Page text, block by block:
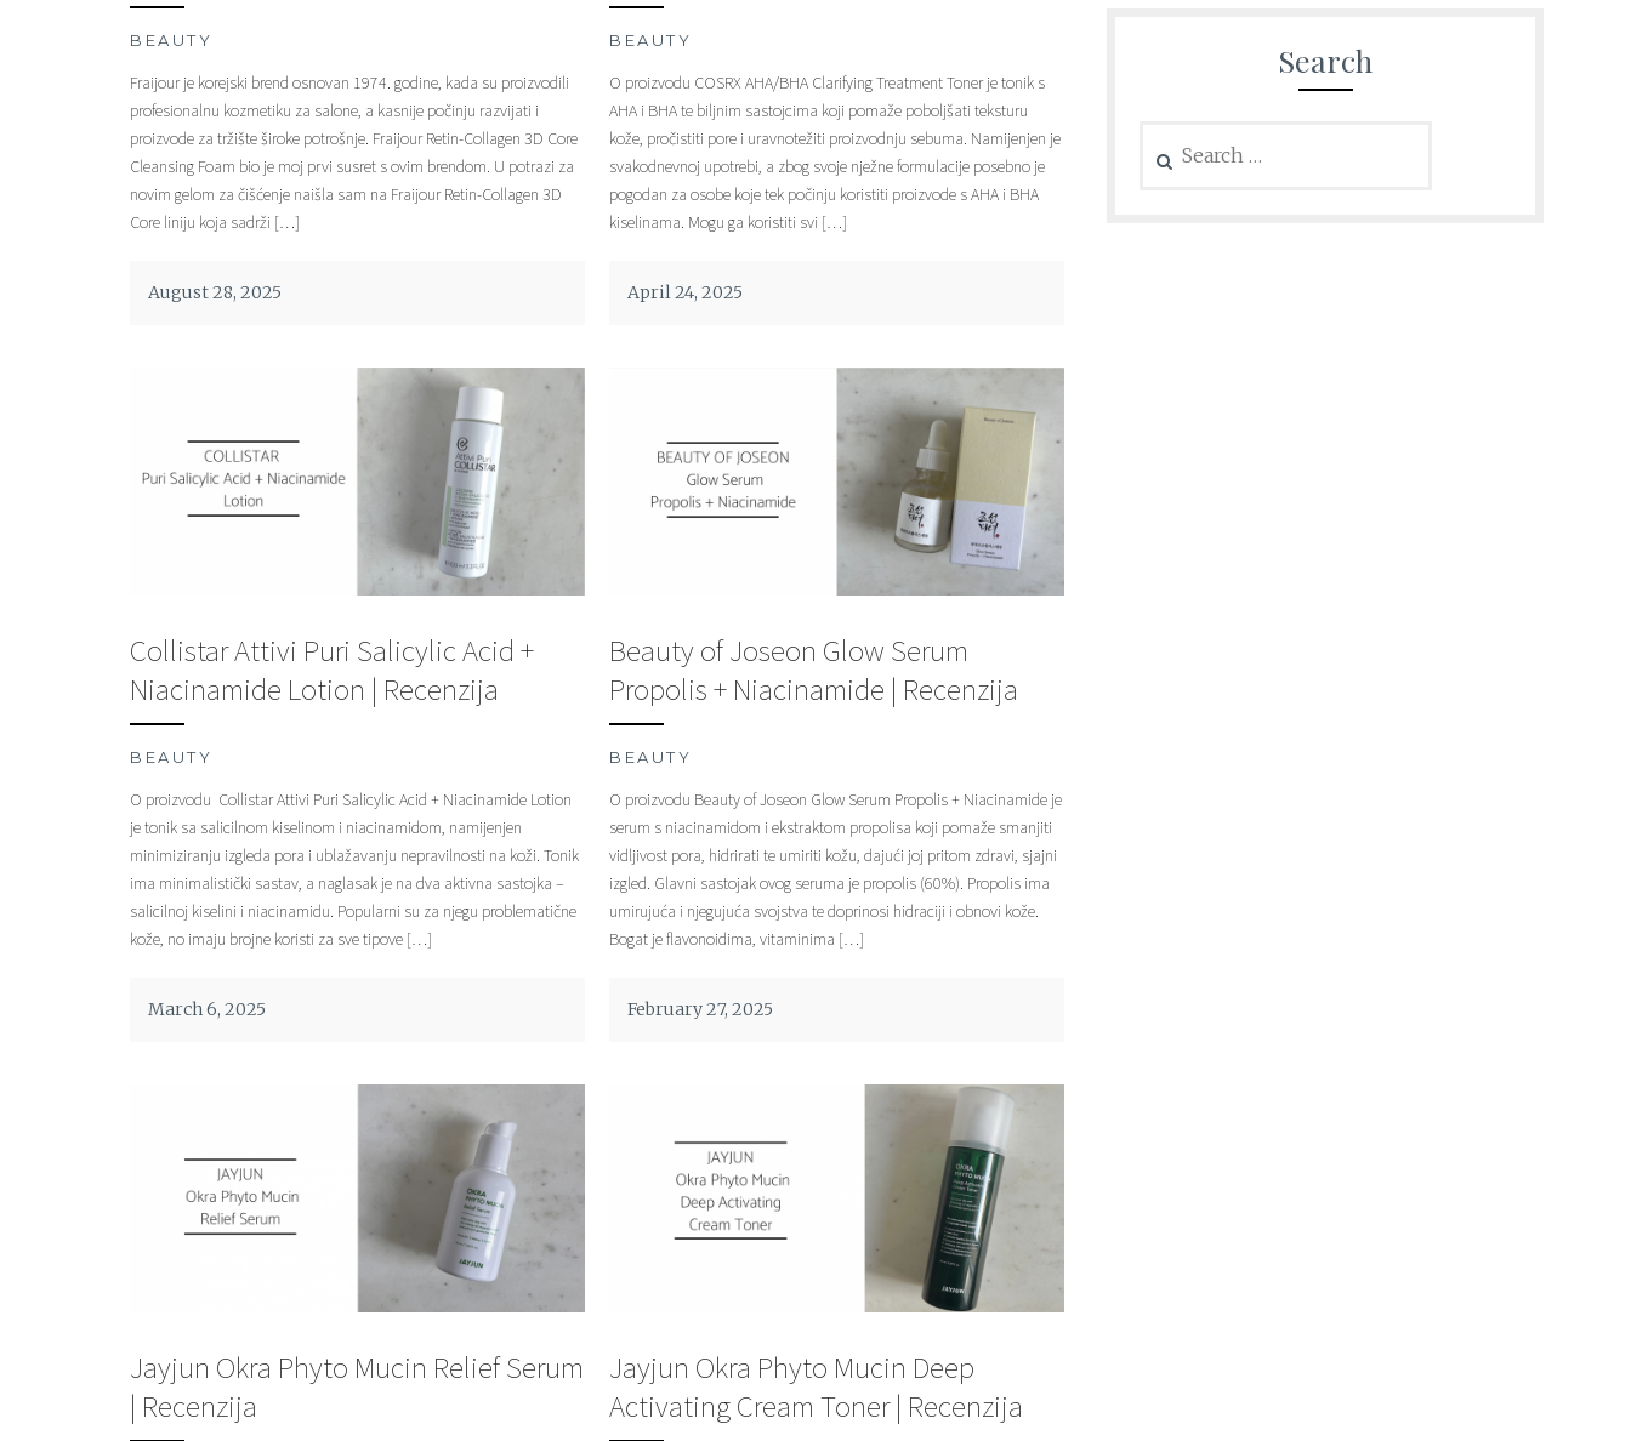
BEAUTY
Fraijour je korejski brend osnovan 1974. godine, kada su proizvodili
profesionalnu kozmetiku za salone, a kasnije počinju razvijati i
proizvode za tržište široke potrošnje. Fraijour Retin-Collagen 3D Core
Cleansing Foam bio je moj prvi susret s ovim brendom. U potrazi za
novim gelom za čišćenje naišla sam na Fraijour Retin-Collagen 3D
Core liniju koja sadrži […]
August 28, 2025
BEAUTY
O proizvodu COSRX AHA/BHA Clarifying Treatment Toner je tonik s
AHA i BHA te biljnim sastojcima koji pomaže poboljšati teksturu
kože, pročistiti pore i uravnotežiti proizvodnju sebuma. Namijenjen je
svakodnevnoj upotrebi, a zbog svoje nježne formulacije posebno je
pogodan za osobe koje tek počinju koristiti proizvode s AHA i BHA
kiselinama. Mogu ga koristiti svi […]
April 24, 2025
Collistar Attivi Puri Salicylic Acid +
Niacinamide Lotion | Recenzija
BEAUTY
O proizvodu Collistar Attivi Puri Salicylic Acid + Niacinamide Lotion
je tonik sa salicilnom kiselinom i niacinamidom, namijenjen
minimiziranju izgleda pora i ublažavanju nepravilnosti na koži. Tonik
ima minimalistički sastav, a naglasak je na dva aktivna sastojka –
salicilnoj kiselini i niacinamidu. Popularni su za njegu problematične
kože, no imaju brojne koristi za sve tipove […]
March 6, 2025
Beauty of Joseon Glow Serum
Propolis + Niacinamide | Recenzija
BEAUTY
O proizvodu Beauty of Joseon Glow Serum Propolis + Niacinamide je
serum s niacinamidom i ekstraktom propolisa koji pomaže smanjiti
vidljivost pora, hidrirati te umiriti kožu, dajući joj pritom zdravi, sjajni
izgled. Glavni sastojak ovog seruma je propolis (60%). Propolis ima
umirujuća i njegujuća svojstva te doprinosi hidraciji i obnovi kože.
Bogat je flavonoidima, vitaminima […]
February 27, 2025
Jayjun Okra Phyto Mucin Relief Serum
| Recenzija
Jayjun Okra Phyto Mucin Deep
Activating Cream Toner | Recenzija
Search
for: